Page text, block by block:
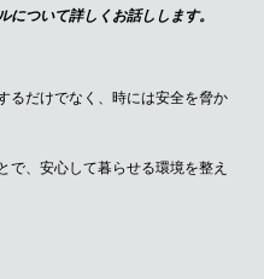
ついて詳しくお話しします。
るだけでなく、時には安全を脅か
で、安心して暮らせる環境を整え